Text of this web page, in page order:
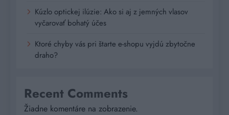
Kúzlo optickej ilúzie: Ako si aj z jemných vlasov
vyčarovať bohatý účes
Ktoré chyby vás pri štarte e-shopu vyjdú zbytočne
draho?
Recent Comments
Žiadne komentáre na zobrazenie.